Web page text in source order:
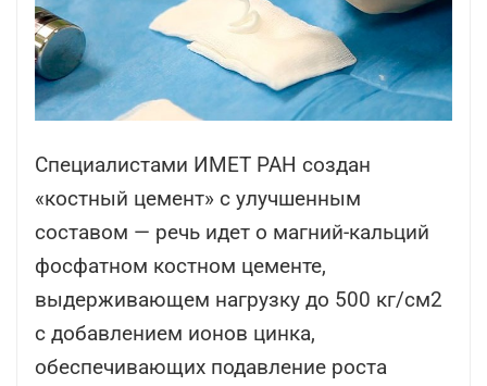
Специалистами ИМЕТ РАН создан
«костный цемент» с улучшенным
составом — речь идет о магний-кальций
фосфатном костном цементе,
выдерживающем нагрузку до 500 кг/см2
с добавлением ионов цинка,
обеспечивающих подавление роста